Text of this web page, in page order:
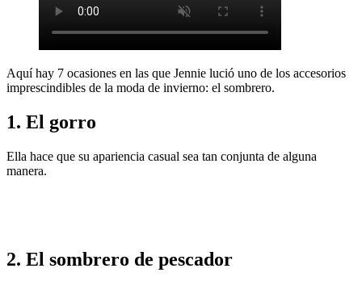
Aquí hay 7 ocasiones en las que Jennie lució uno de los accesorios
imprescindibles de la moda de invierno: el sombrero.
1. El gorro
Ella hace que su apariencia casual sea tan conjunta de alguna
manera.
2. El sombrero de pescador